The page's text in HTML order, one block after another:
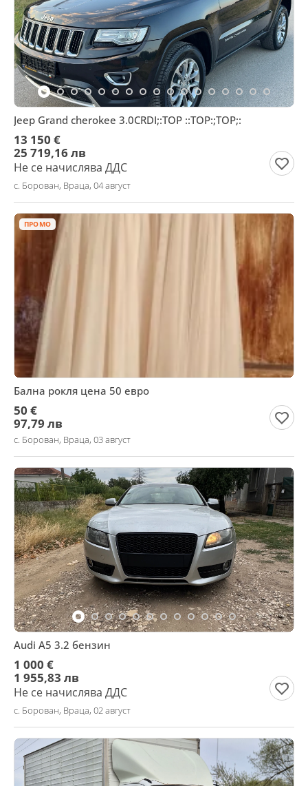
Jeep Grand cherokee 3.0CRDI;:TOP ::TOP:;TOP;:
13 150 €
25 719,16 лв
Не се начислява ДДС
с. Борован, Враца, 04 август
ПРОМО
Бална рокля цена 50 евро
50 €
97,79 лв
с. Борован, Враца, 03 август
Audi A5 3.2 бензин
1 000 €
1 955,83 лв
Не се начислява ДДС
с. Борован, Враца, 02 август